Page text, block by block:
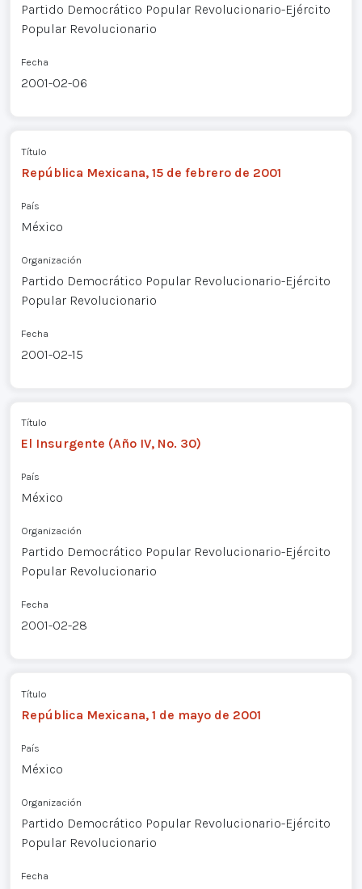
Partido Democrático Popular Revolucionario-Ejército
Popular Revolucionario
Fecha
2001-02-06
Título
República Mexicana, 15 de febrero de 2001
País
México
Organización
Partido Democrático Popular Revolucionario-Ejército
Popular Revolucionario
Fecha
2001-02-15
Título
El Insurgente (Año IV, No. 30)
País
México
Organización
Partido Democrático Popular Revolucionario-Ejército
Popular Revolucionario
Fecha
2001-02-28
Título
República Mexicana, 1 de mayo de 2001
País
México
Organización
Partido Democrático Popular Revolucionario-Ejército
Popular Revolucionario
Fecha